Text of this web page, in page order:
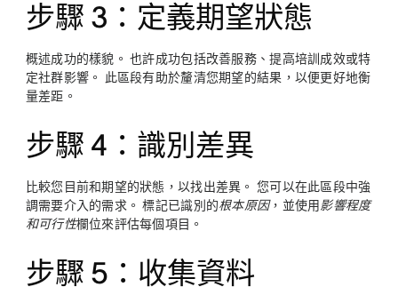
步驟 3：定義期望狀態
概述成功的樣貌。 也許成功包括改善服務、提高培訓成效或特
定社群影響。 此區段有助於釐清您期望的結果，以便更好地衡
量差距。
步驟 4：識別差異
比較您目前和期望的狀態，以找出差異。 您可以在此區段中強
調需要介入的需求。 標記已識別的根本原因，並使用 影響程度
和可行性欄位來評估每個項目。
步驟 5：收集資料